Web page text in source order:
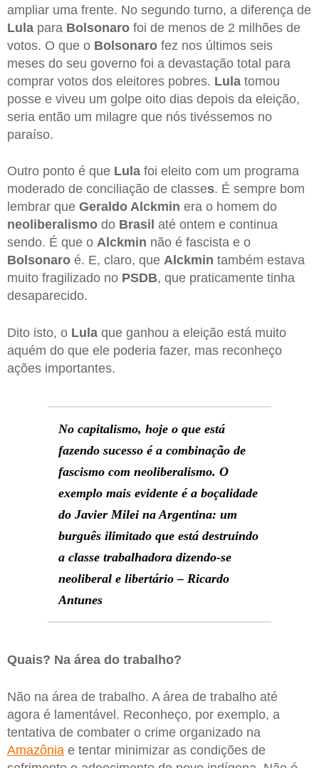
ampliar uma frente. No segundo turno, a diferença de
Lula para Bolsonaro foi de menos de 2 milhões de
votos. O que o Bolsonaro fez nos últimos seis
meses do seu governo foi a devastação total para
comprar votos dos eleitores pobres. Lula tomou
posse e viveu um golpe oito dias depois da eleição,
seria então um milagre que nós tivéssemos no
paraíso.
Outro ponto é que Lula foi eleito com um programa
moderado de conciliação de classes. É sempre bom
lembrar que Geraldo Alckmin era o homem do
neoliberalismo do Brasil até ontem e continua
sendo. É que o Alckmin não é fascista e o
Bolsonaro é. E, claro, que Alckmin também estava
muito fragilizado no PSDB, que praticamente tinha
desaparecido.
Dito isto, o Lula que ganhou a eleição está muito
aquém do que ele poderia fazer, mas reconheço
ações importantes.
No capitalismo, hoje o que está
fazendo sucesso é a combinação de
fascismo com neoliberalismo. O
exemplo mais evidente é a boçalidade
do Javier Milei na Argentina: um
burguês ilimitado que está destruindo
a classe trabalhadora dizendo-se
neoliberal e libertário – Ricardo
Antunes
Quais? Na área do trabalho?
Não na área de trabalho. A área de trabalho até
agora é lamentável. Reconheço, por exemplo, a
tentativa de combater o crime organizado na
Amazônia e tentar minimizar as condições de